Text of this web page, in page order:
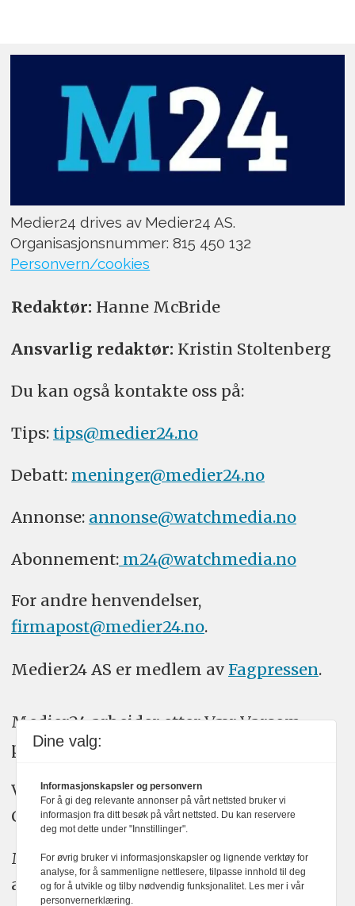
Medier24 drives av Medier24 AS.
Organisasjonsnummer: 815 450 132
Personvern/cookies
Redaktør: Hanne McBride
Ansvarlig redaktør: Kristin Stoltenberg
Du kan også kontakte oss på:
Tips: tips@medier24.no
Debatt: meninger@medier24.no
Annonse: annonse@watchmedia.no
Abonnement:m24@watchmedia.no
For andre henvendelser,
firmapost@medier24.no.
Medier24 AS er medlem av Fagpressen.
Medier24 arbeider etter Vær Varsom-
plakatens regler for god presseskikk.
Vi bruker KI-verktøy som ChatGPT,
Claude, og Gemini i journalistikken vår.
Medier24s redaksjon har alltid det fulle
ansvar for publisert innhold, med eller
Dine valg:
Informasjonskapsler og personvern
For å gi deg relevante annonser på vårt nettsted bruker vi
informasjon fra ditt besøk på vårt nettsted. Du kan reservere
deg mot dette under "Innstillinger".
For øvrig bruker vi informasjonskapsler og lignende verktøy for
analyse, for å sammenligne nettlesere, tilpasse innhold til deg
og for å utvikle og tilby nødvendig funksjonalitet. Les mer i vår
personvernerklæring.